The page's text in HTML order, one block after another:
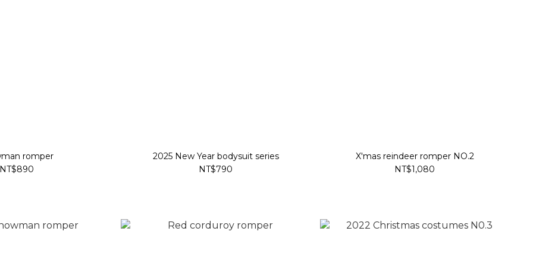
romper
2025 New Year bodysuit series
NT$790
X'mas reindeer romper NO.2
NT$1,080